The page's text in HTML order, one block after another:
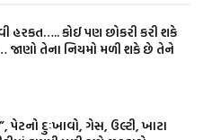
હરકત….. કોઈ પણ છોકરી કરી શકે
જાણો તેના નિયમો મળી શકે છે તેને
પેટનો દુઃખાવો, ગેસ, ઉલ્ટી, ખાટા